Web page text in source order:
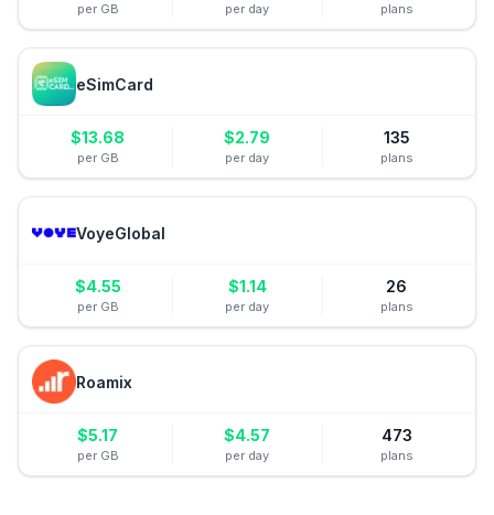
per GB per day plans
eSimCard
$13.68
per GB
$2.79
per day
135
plans
VoyeGlobal
$4.55
per GB
$1.14
per day
26
plans
Roamix
$5.17
per GB
$4.57
per day
473
plans